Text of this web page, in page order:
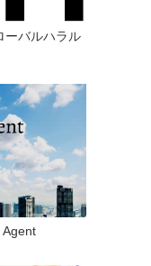
ーバルハラル